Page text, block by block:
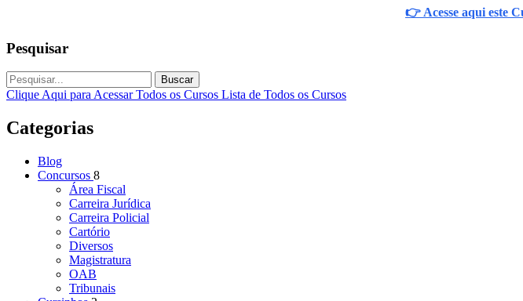
👉 Acesse aqui este
Pesquisar
Buscar
Clique Aqui para Acessar Todos os Cursos Lista de Todos os Cursos
Categorias
Blog
Concursos 8
Área Fiscal
Carreira Jurídica
Carreira Policial
Cartório
Diversos
Magistratura
OAB
Tribunais